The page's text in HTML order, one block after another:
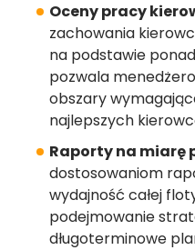
Oceny pracy
zachowania
na podstawie
pozwala
obszary
najlepszych
Raporty na miarę
dostosowaniom
wydajność całej
podejmowanie
długoterminowe